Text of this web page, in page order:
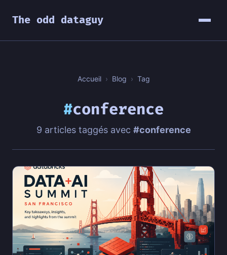
The odd dataguy
Accueil › Blog › Tag
#conference
9 articles taggés avec #conference